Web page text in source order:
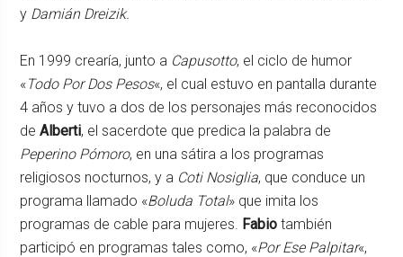
y Damián Dreizik.
En 1999 crearía, junto a Capusotto, el ciclo de humor
«Todo Por Dos Pesos«, el cual estuvo en pantalla durante
4 años y tuvo a dos de los personajes más reconocidos
deAlberti, el sacerdote que predica la palabra de
Peperino Pómoro, en una sátira a los programas
religiosos nocturnos, y a Coti Nosiglia, que conduce un
programa llamado «Boluda Total» que imita los
programas de cable para mujeres. Fabio también
participó en programas tales como, «Por Ese Palpitar«,